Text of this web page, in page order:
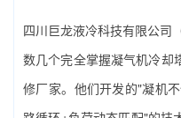
四川巨龙液冷科技有限公司
数几个完全掌握凝气机冷却
修厂家‌。他们开发的"凝机